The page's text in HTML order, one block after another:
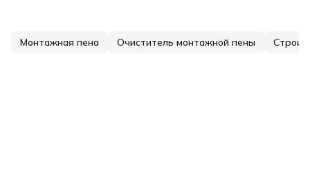
Монтажная пена Очиститель монтажной пены